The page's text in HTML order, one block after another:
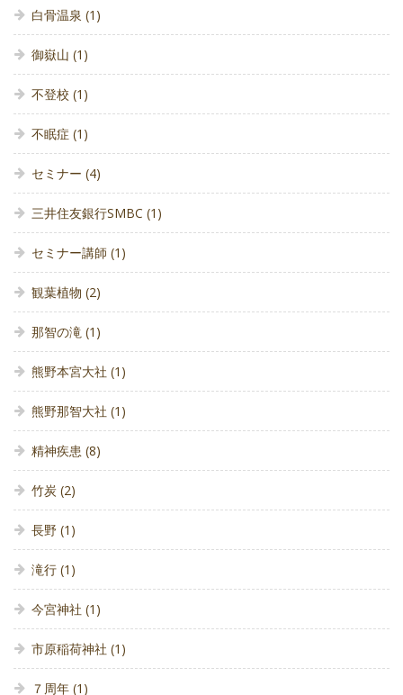
白骨温泉 (1)
御嶽山 (1)
不登校 (1)
不眠症 (1)
セミナー (4)
三井住友銀行SMBC (1)
セミナー講師 (1)
観葉植物 (2)
那智の滝 (1)
熊野本宮大社 (1)
熊野那智大社 (1)
精神疾患 (8)
竹炭 (2)
長野 (1)
滝行 (1)
今宮神社 (1)
市原稲荷神社 (1)
７周年 (1)